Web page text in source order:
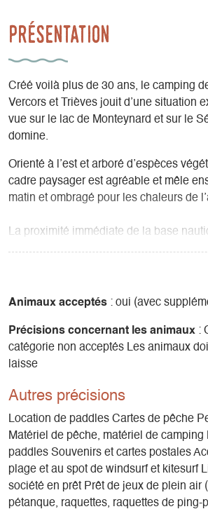
Présentation
Créé voilà plus de 30 ans, le camping
Vercors et Trièves jouit d’une situation
vue sur le lac de Monteynard et sur le
domine.
Orienté à l’est et arboré d’espèces
cadre paysager est agréable et mêle
matin et ombragé pour les chaleurs de
La proximité immédiate de la base
Les blocs sanitaires refaits à neuf, les
mises en place pour une plus grande
autant de nouveautés qui visent à votre
espace naturel…
bord du lac de Monteynard puisqu’en
glisse, de pleine nature, des balades et
le camping de la Plage – Alpes, Vercors
de participer à la préservation du site et
général.
Vous aurez donc tout le loisir, si vous le
Animaux acceptés : oui (avec
Précisions concernant les animaux :
catégorie non acceptés Les animaux
laisse
Autres précisions
Location de paddles Cartes de pêche
Matériel de pêche, matériel de camping
paddles Souvenirs et cartes postales
plage et au spot de windsurf et kitesurf
société en prêt Prêt de jeux de plein air
pétanque, raquettes, raquettes de ping-